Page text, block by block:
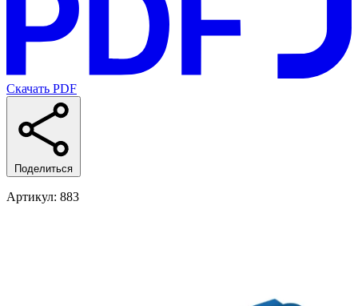
Скачать PDF
Поделиться
Артикул: 883